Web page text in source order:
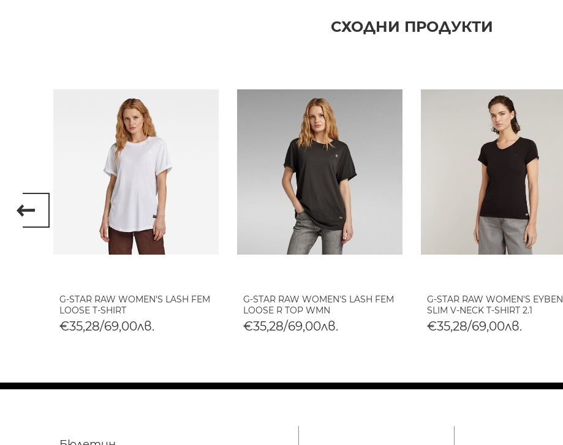
СХОДНИ ПРОДУКТИ
G-STAR RAW WOMEN'S LASH FEM
LOOSE T-SHIRT
€35,28/69,00лв.
G-STAR RAW WOMEN'S LASH FEM
LOOSE R TOP WMN
€35,28/69,00лв.
G-STAR RAW WOMEN'S EYBEN
SLIM V-NECK T-SHIRT 2.1
€35,28/69,00лв.